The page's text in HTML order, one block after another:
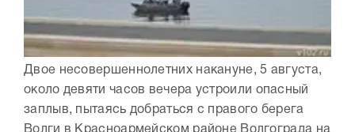
Двое несовершеннолетних накануне, 5 августа,
около девяти часов вечера устроили опасный
заплыв, пытаясь добраться с правого берега
Волги в Красноармейском районе Волгограда на